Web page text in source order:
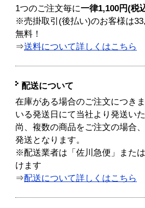
1つのご注文毎に一律1,100円(税
※売掛取引(後払い)のお客様は
無料！
⇒送料について詳しくはこちら
配送について
在庫がある場合のご注文につき
いる発送日にて当社より発送い
尚、複数の商品をご注文の場合
発送となります。
※配送業者は「佐川急便」また
けます
⇒配送について詳しくはこちら